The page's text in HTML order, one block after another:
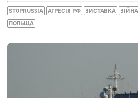
STOPRUSSIA АГРЕСІЯ РФ ВИСТАВКА ВІЙНА
ПОЛЬЩА